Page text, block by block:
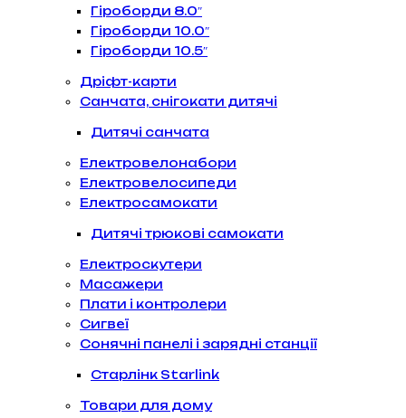
Гіроборди 8.0″
Гіроборди 10.0″
Гіроборди 10.5″
Дріфт-карти
Санчата, снігокати дитячі
Дитячі санчата
Електровелонабори
Електровелосипеди
Електросамокати
Дитячі трюкові самокати
Електроскутери
Масажери
Плати і контролери
Сигвеї
Сонячні панелі і зарядні станції
Старлінк Starlink
Товари для дому